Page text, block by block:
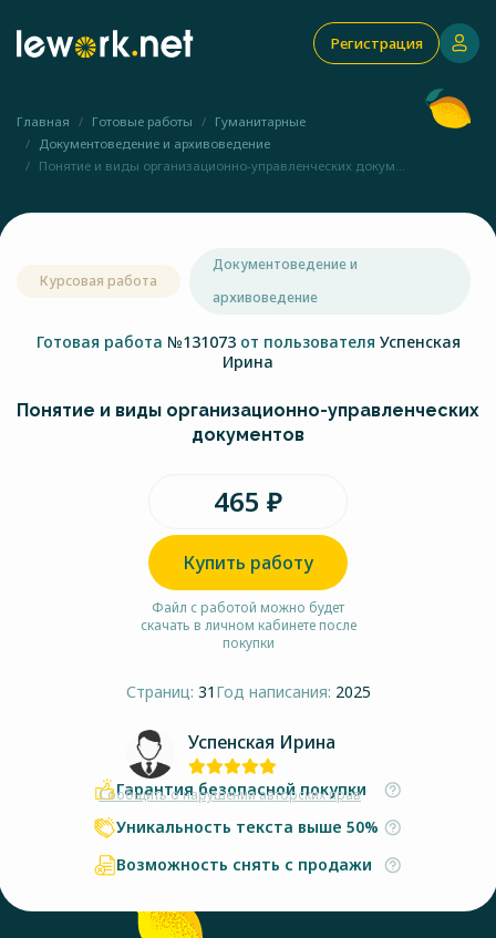
Регистрация
Главная Готовые работы
Гуманитарные
Документоведение и архивоведение
Понятие и виды организационно-управленческих докум...
Курсовая работа
Документоведение и
архивоведение
Готовая работа №131073 от пользователя Успенская
Ирина
Понятие и виды организационно-управленческих
документов
465 ₽
Купить работу
Файл с работой можно будет
скачать в личном кабинете после
покупки
Страниц: 31 Год написания: 2025
Успенская Ирина
Сообщить о нарушении авторских прав
Гарантия безопасной покупки
Уникальность текста выше 50%
Возможность снять с продажи